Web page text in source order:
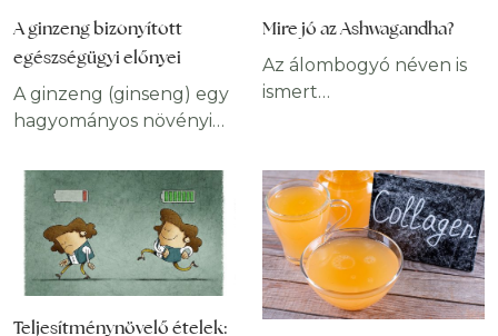
A ginzeng bizonyított
egészségügyi előnyei
A ginzeng (ginseng) egy
hagyományos növényi
története
meglehetősen hosszú
múltra tekint vissza.
Koreában, Kínában és
Japánban az összes
Mire jó az Ashwagandha?
Az álombogyó néven is
ismert
szervezetre,
immunerősítőként
pedig a legértékesebb
gyógynövények közé
sorolható. Jót tesz a
testnek és az elmének,
Teljesítménynövelő ételek: